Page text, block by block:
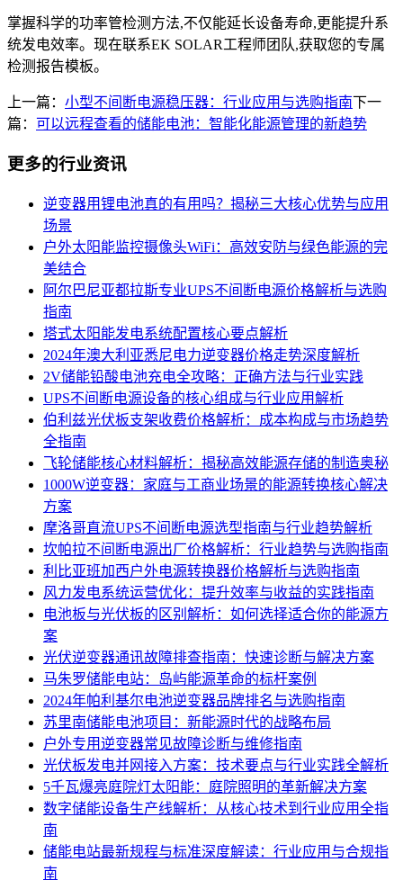
掌握科学的功率管检测方法,不仅能延长设备寿命,更能提升系
统发电效率。现在联系EK SOLAR工程师团队,获取您的专属
检测报告模板。
上一篇： 小型不间断电源稳压器：行业应用与选购指南下一
篇： 可以远程查看的储能电池：智能化能源管理的新趋势
更多的行业资讯
逆变器用锂电池真的有用吗？揭秘三大核心优势与应用
场景
户外太阳能监控摄像头WiFi：高效安防与绿色能源的完
美结合
阿尔巴尼亚都拉斯专业UPS不间断电源价格解析与选购
指南
塔式太阳能发电系统配置核心要点解析
2024年澳大利亚悉尼电力逆变器价格走势深度解析
2V储能铅酸电池充电全攻略：正确方法与行业实践
UPS不间断电源设备的核心组成与行业应用解析
伯利兹光伏板支架收费价格解析：成本构成与市场趋势
全指南
飞轮储能核心材料解析：揭秘高效能源存储的制造奥秘
1000W逆变器：家庭与工商业场景的能源转换核心解决
方案
摩洛哥直流UPS不间断电源选型指南与行业趋势解析
坎帕拉不间断电源出厂价格解析：行业趋势与选购指南
利比亚班加西户外电源转换器价格解析与选购指南
风力发电系统运营优化：提升效率与收益的实践指南
电池板与光伏板的区别解析：如何选择适合你的能源方
案
光伏逆变器通讯故障排查指南：快速诊断与解决方案
马朱罗储能电站：岛屿能源革命的标杆案例
2024年帕利基尔电池逆变器品牌排名与选购指南
苏里南储能电池项目：新能源时代的战略布局
户外专用逆变器常见故障诊断与维修指南
光伏板发电并网接入方案：技术要点与行业实践全解析
5千瓦爆亮庭院灯太阳能：庭院照明的革新解决方案
数字储能设备生产线解析：从核心技术到行业应用全指
南
储能电站最新规程与标准深度解读：行业应用与合规指
南